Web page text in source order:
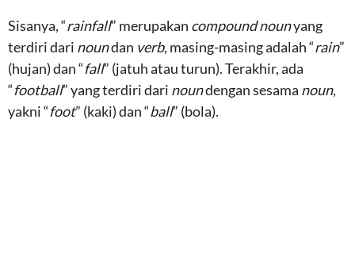
Sisanya, “rainfall” merupakan compound nounyang
terdiri dari noundan verb, masing-masing adalah “rain”
(hujan) dan “fall” (jatuh atau turun). Terakhir, ada
“football” yang terdiri dari noundengan sesama noun,
yakni “foot” (kaki) dan “ball” (bola).